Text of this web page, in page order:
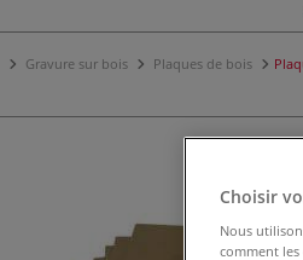
Gravure sur bois Plaques de bois
Choisir
Nous
comment